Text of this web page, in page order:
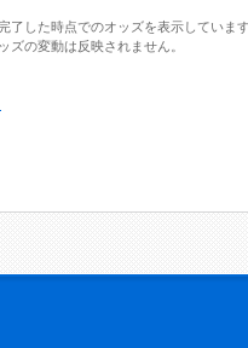
了した時点でのオッズを表示していま
ズの変動は反映されません。